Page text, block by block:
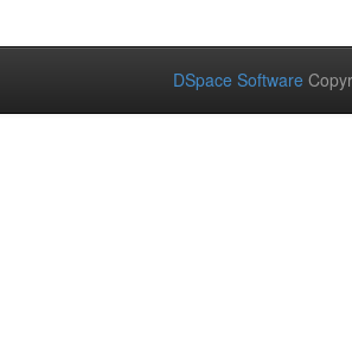
DSpace Software